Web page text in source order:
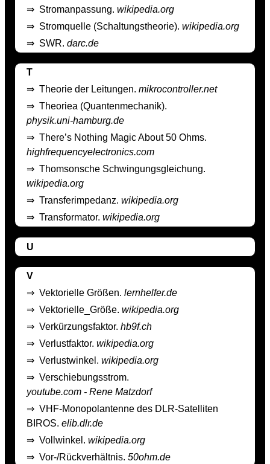
⇒ Stromanpassung. wikipedia.org
⇒ Stromquelle (Schaltungstheorie). wikipedia.org
⇒ SWR. darc.de
T
⇒ Theorie der Leitungen. mikrocontroller.net
⇒ Theoriea (Quantenmechanik).
physik.uni-hamburg.de
⇒ There’s Nothing Magic About 50 Ohms.
highfrequencyelectronics.com
⇒ Thomsonsche Schwingungsgleichung.
wikipedia.org
⇒ Transferimpedanz. wikipedia.org
⇒ Transformator. wikipedia.org
U
V
⇒ Vektorielle Größen. lernhelfer.de
⇒ Vektorielle_Größe. wikipedia.org
⇒ Verkürzungsfaktor. hb9f.ch
⇒ Verlustfaktor. wikipedia.org
⇒ Verlustwinkel. wikipedia.org
⇒ Verschiebungsstrom.
youtube.com - Rene Matzdorf
⇒ VHF-Monopolantenne des DLR-Satelliten
BIROS. elib.dlr.de
⇒ Vollwinkel. wikipedia.org
⇒ Vor-/Rückverhältnis. 50ohm.de